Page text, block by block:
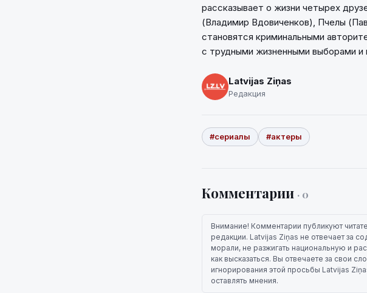
рассказывает о жизни четырех
(Владимир Вдовиченков), Пчелы
становятся криминальными
с трудными жизненными выборами и
Latvijas Ziņas
Редакция
#сериалы #актеры
Комментарии · 0
Внимание! Комментарии публикуют
редакции. Latvijas Ziņas не отвечает за
морали, не разжигать национальную и
как высказаться. Вы отвечаете за свои
игнорирования этой просьбы Latvijas
оставлять мнения.